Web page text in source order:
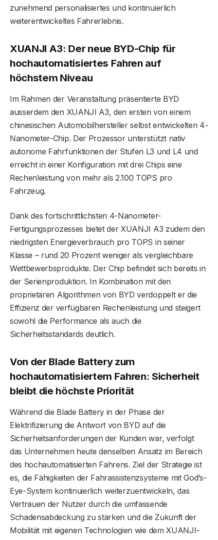
zunehmend personalisiertes und kontinuierlich
weiterentwickeltes Fahrerlebnis.
XUANJI A3: Der neue BYD-Chip für
hochautomatisiertes Fahren auf
höchstem Niveau
Im Rahmen der Veranstaltung präsentierte BYD
ausserdem den XUANJI A3, den ersten von einem
chinesischen Automobilhersteller selbst entwickelten 4-
Nanometer-Chip. Der Prozessor unterstützt nativ
autonome Fahrfunktionen der Stufen L3 und L4 und
erreicht in einer Konfiguration mit drei Chips eine
Rechenleistung von mehr als 2.100 TOPS pro
Fahrzeug.
Dank des fortschrittlichsten 4-Nanometer-
Fertigungsprozesses bietet der XUANJI A3 zudem den
niedrigsten Energieverbrauch pro TOPS in seiner
Klasse – rund 20 Prozent weniger als vergleichbare
Wettbewerbsprodukte. Der Chip befindet sich bereits in
der Serienproduktion. In Kombination mit den
proprietären Algorithmen von BYD verdoppelt er die
Effizienz der verfügbaren Rechenleistung und steigert
sowohl die Performance als auch die
Sicherheitsstandards deutlich.
Von der Blade Battery zum
hochautomatisiertem Fahren: Sicherheit
bleibt die höchste Priorität
Während die Blade Battery in der Phase der
Elektrifizierung die Antwort von BYD auf die
Sicherheitsanforderungen der Kunden war, verfolgt
das Unternehmen heute denselben Ansatz im Bereich
des hochautomatisierten Fahrens. Ziel der Strategie ist
es, die Fähigkeiten der Fahrassistenzsysteme mit God’s-
Eye-System kontinuierlich weiterzuentwickeln, das
Vertrauen der Nutzer durch die umfassende
Schadensabdeckung zu stärken und die Zukunft der
Mobilität mit eigenen Technologien wie dem XUANJI-